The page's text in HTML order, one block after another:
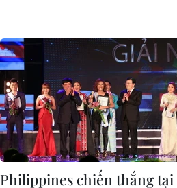
Philippines chiến thắng tại